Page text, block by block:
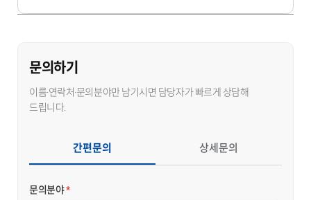
문의하기
이름·연락처·문의분야만 남기시면 담당자가 빠르게 상담해
드립니다.
간편문의 상세문의
문의분야*